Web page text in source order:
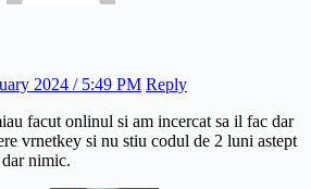
2024 / 5:49 PM Reply
facut onlinul si am incercat sa il fac dar
vrnetkey si nu stiu codul de 2 luni astept
nimic.